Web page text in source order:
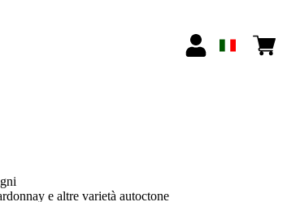
e altre varietà autoctone